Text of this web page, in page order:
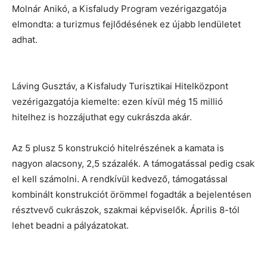
Molnár Anikó, a Kisfaludy Program vezérigazgatója
elmondta: a turizmus fejlődésének ez újabb lendületet
adhat.
Láving Gusztáv, a Kisfaludy Turisztikai Hitelközpont
vezérigazgatója kiemelte: ezen kívül még 15 millió
hitelhez is hozzájuthat egy cukrászda akár.
Az 5 plusz 5 konstrukció hitelrészének a kamata is
nagyon alacsony, 2,5 százalék. A támogatással pedig csak
el kell számolni. A rendkívül kedvező, támogatással
kombinált konstrukciót örömmel fogadták a bejelentésen
résztvevő cukrászok, szakmai képviselők. Április 8-tól
lehet beadni a pályázatokat.